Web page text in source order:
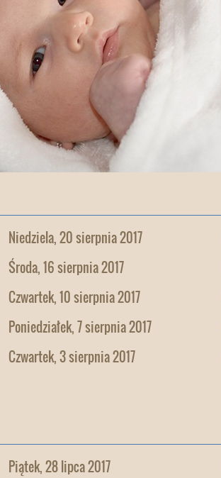
Niedziela, 20 sierpnia 2017
Środa, 16 sierpnia 2017
Czwartek, 10 sierpnia 2017
Poniedziałek, 7 sierpnia 2017
Czwartek, 3 sierpnia 2017
Piątek, 28 lipca 2017